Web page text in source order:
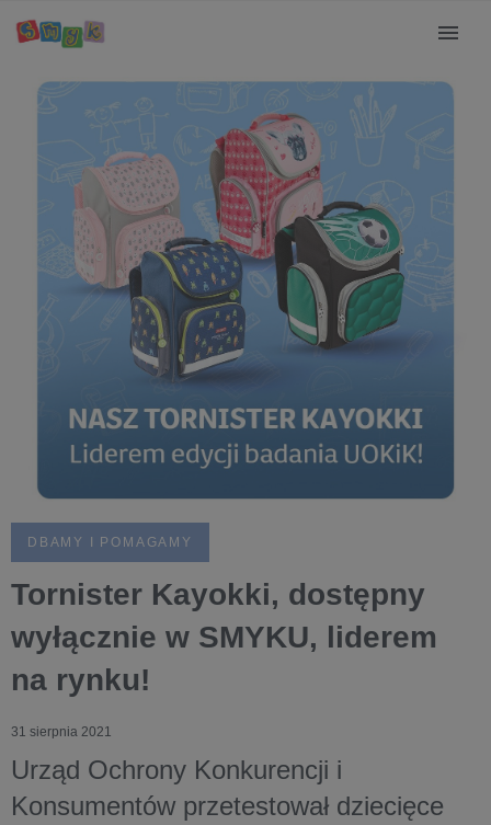
DBAMY I POMAGAMY
Tornister Kayokki, dostępny
wyłącznie w SMYKU, liderem
na rynku!
31 sierpnia 2021
Urząd Ochrony Konkurencji i
Konsumentów przetestował dziecięce